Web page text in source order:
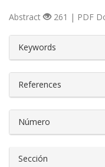
Abstract 261 | PDF
Keywords
References
Número
Sección